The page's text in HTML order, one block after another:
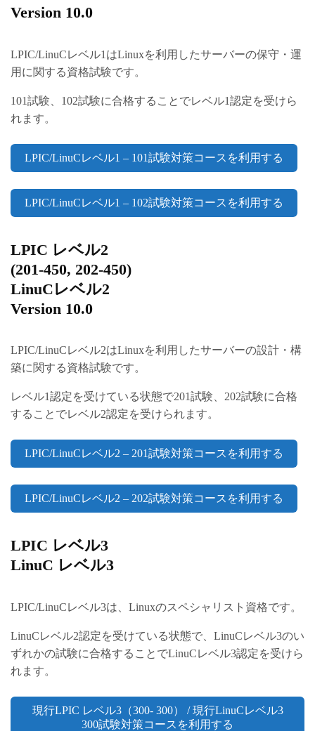
Version 10.0
LPIC/LinuCレベル1はLinuxを利用したサーバーの保守・運
用に関する資格試験です。
101試験、102試験に合格することでレベル1認定を受けら
れます。
LPIC/LinuCレベル1 – 101試験対策コースを利用する
LPIC/LinuCレベル1 – 102試験対策コースを利用する
LPIC レベル2
(201-450, 202-450)
LinuCレベル2
Version 10.0
LPIC/LinuCレベル2はLinuxを利用したサーバーの設計・構
築に関する資格試験です。
レベル1認定を受けている状態で201試験、202試験に合格
することでレベル2認定を受けられます。
LPIC/LinuCレベル2 – 201試験対策コースを利用する
LPIC/LinuCレベル2 – 202試験対策コースを利用する
LPIC レベル3
LinuC レベル3
LPIC/LinuCレベル3は、Linuxのスペシャリスト資格です。
LinuCレベル2認定を受けている状態で、LinuCレベル3のい
ずれかの試験に合格することでLinuCレベル3認定を受けら
れます。
現行LPIC レベル3（300- 300） / 現行LinuCレベル3
300試験対策コースを利用する